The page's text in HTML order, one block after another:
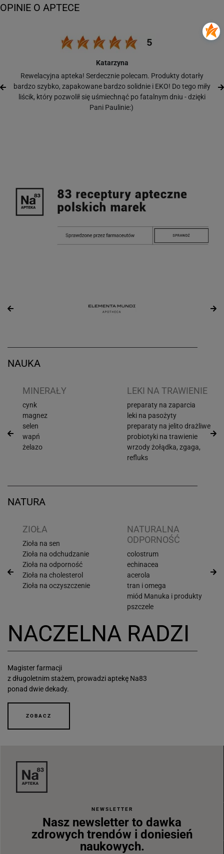
Katarzyna
Rewelacyjna apteka! Serdecznie polecam. Produkty dotarły
bardzo szybko, zapakowane bardzo solidnie i EKO! Do tego miły
liścik, który pozwolił się uśmiechnąć po fatalnym dniu - dzięki
Pani Paulinie:)
NAUKA
MINERAŁY
cynk
magnez
selen
wapń
żelazo
LEKI NA TRAWIENIE
preparaty na zaparcia
leki na pasożyty
preparaty na jelito drażliwe
probiotyki na trawienie
wrzody żołądka, zgaga,
refluks
NATURA
ZIOŁA
Zioła na sen
Zioła na odchudzanie
Zioła na odporność
Zioła na cholesterol
Zioła na oczyszczenie
NATURALNA
ODPORNOŚĆ
colostrum
echinacea
acerola
tran i omega
miód Manuka i produkty
pszczele
NACZELNA RADZI
Magister farmacji
z długoletnim stażem, prowadzi aptekę Na83
ponad dwie dekady.
ZOBACZ
NEWSLETTER
Nasz newsletter to dawka
zdrowych trendów i doniesień
naukowych.